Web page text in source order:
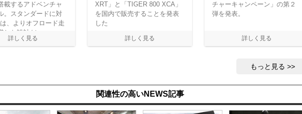
載するアドベンチャ
。スタンダードに対
、よりオフロード走
した設計だ。
XRT」と「TIGER 800 XCA」
を国内で販売することを発表
した
チャーキャンペーン」の第２
弾を発表。
もっと見る
関連性の高いNEWS記事